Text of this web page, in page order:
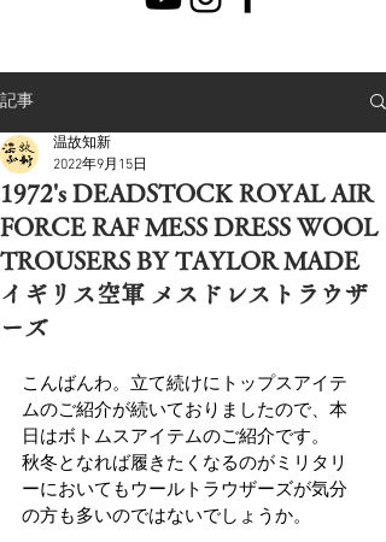
記事
1972's DEADSTOCK ROYAL AIR
FORCE RAF MESS DRESS WOOL
TROUSERS BY TAYLOR MADE
イギリス空軍 メスドレストラウザ
ーズ
温故知新
2022年9月15日
こんばんわ。立て続けにトップスアイテ
ムのご紹介が続いておりましたので、本
日はボトムスアイテムのご紹介です。
秋冬となれば履きたくなるのがミリタリ
ーにおいてもウールトラウザーズが気分
の方も多いのではないでしょうか。